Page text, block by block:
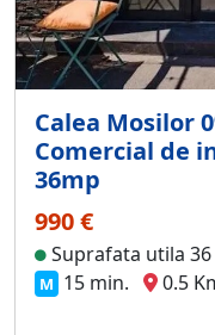
Calea Mosilor
Comercial de
36mp
990 €
Suprafata utila
M 15 min.
0.5